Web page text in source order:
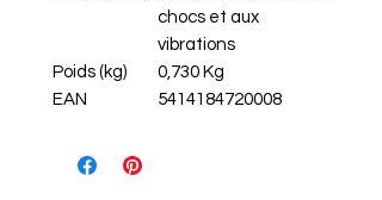
chocs et aux
vibrations
Poids (kg)
0,730 Kg
EAN
5414184720008